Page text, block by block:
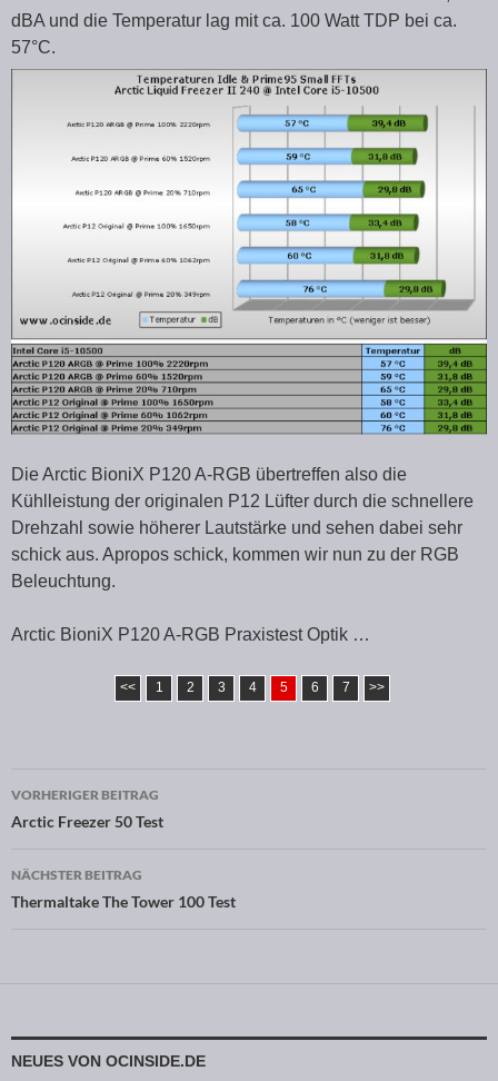
dBA und die Temperatur lag mit ca. 100 Watt TDP bei ca.
57°C.
Die Arctic BioniX P120 A-RGB übertreffen also die
Kühlleistung der originalen P12 Lüfter durch die schnellere
Drehzahl sowie höherer Lautstärke und sehen dabei sehr
schick aus. Apropos schick, kommen wir nun zu der RGB
Beleuchtung.
Arctic BioniX P120 A-RGB Praxistest Optik …
<< 1 2 3 4 5 6 7 >>
Beitragsnavigation
VORHERIGER BEITRAG
Arctic Freezer 50 Test
NÄCHSTER BEITRAG
Thermaltake The Tower 100 Test
NEUES VON OCINSIDE.DE